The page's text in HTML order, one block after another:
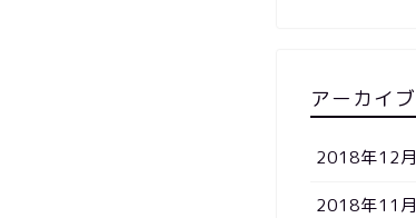
アーカイブ
2018年12月
2018年11月